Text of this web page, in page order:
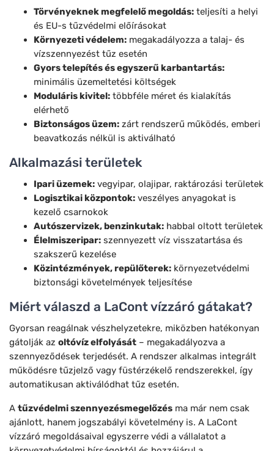
Törvényeknek megfelelő megoldás: teljesíti a helyi
és EU-s tűzvédelmi előírásokat
Környezeti védelem: megakadályozza a talaj- és
vízszennyezést tűz esetén
Gyors telepítés és egyszerű karbantartás:
minimális üzemeltetési költségek
Moduláris kivitel: többféle méret és kialakítás
elérhető
Biztonságos üzem: zárt rendszerű működés, emberi
beavatkozás nélkül is aktiválható
Alkalmazási területek
Ipari üzemek: vegyipar, olajipar, raktározási területek
Logisztikai központok: veszélyes anyagokat is
kezelő csarnokok
Autószervizek, benzinkutak: habbal oltott területek
Élelmiszeripar: szennyezett víz visszatartása és
szakszerű kezelése
Közintézmények, repülőterek: környezetvédelmi
biztonsági követelmények teljesítése
Miért válaszd a LaCont vízzáró gátakat?
Gyorsan reagálnak vészhelyzetekre, miközben hatékonyan
gátolják az oltóvíz elfolyását – megakadályozva a
szennyeződések terjedését. A rendszer alkalmas integrált
működésre tűzjelző vagy füstérzékelő rendszerekkel, így
automatikusan aktiválódhat tűz esetén.
A tűzvédelmi szennyezésmegelőzés ma már nem csak
ajánlott, hanem jogszabályi követelmény is. A LaCont
vízzáró megoldásaival egyszerre védi a vállalatot a